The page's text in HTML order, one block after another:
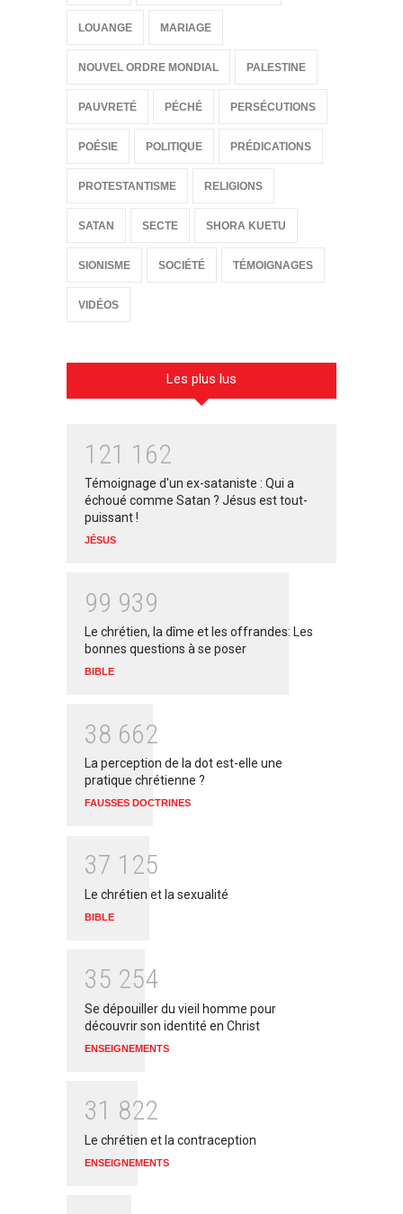
LOUANGE MARIAGE
NOUVEL ORDRE MONDIAL PALESTINE
PAUVRETÉ PÉCHÉ PERSÉCUTIONS
POÉSIE POLITIQUE PRÉDICATIONS
PROTESTANTISME RELIGIONS
SATAN SECTE SHORA KUETU
SIONISME SOCIÉTÉ TÉMOIGNAGES
VIDÉOS
Les plus lus
1 21 1 62
Témoignage d'un ex-sataniste : Qui a
échoué comme Satan ? Jésus est tout-
puissant !
JÉSUS
99 939
Le chrétien, la dîme et les offrandes: Les
bonnes questions à se poser
BIBLE
38 662
La perception de la dot est-elle une
pratique chrétienne ?
FAUSSES DOCTRINES
37 1 25
Le chrétien et la sexualité
BIBLE
35 254
Se dépouiller du vieil homme pour
découvrir son identité en Christ
ENSEIGNEMENTS
31 822
Le chrétien et la contraception
ENSEIGNEMENTS